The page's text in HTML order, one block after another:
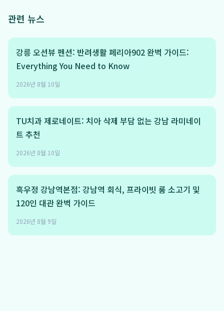
관련 뉴스
강릉 오션뷰 펜션: 반려생활 페리아902 완벽 가이드:
Everything You Need to Know
2026년 8월 10일
TU치과 제로네이트: 치아 삭제 부담 없는 강남 라미네이
트 추천
2026년 8월 10일
흑우정 강남역본점: 강남역 회식, 프라이빗 룸 소고기 및
120인 대관 완벽 가이드
2026년 8월 9일